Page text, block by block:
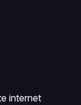
internet